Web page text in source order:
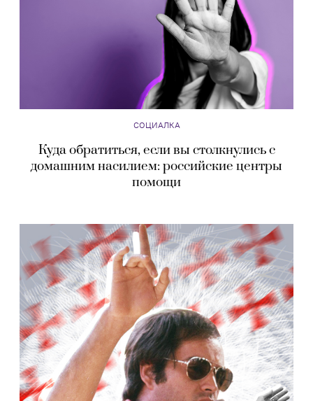
СОЦИАЛКА
Куда обратиться, если вы столкнулись с
домашним насилием: российские центры
помощи